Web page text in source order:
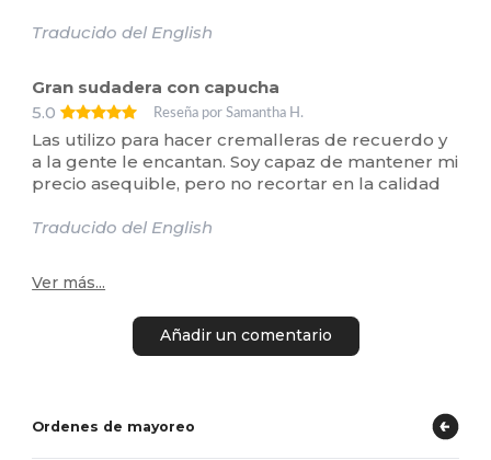
Traducido del English
Gran sudadera con capucha
5.0
Reseña por Samantha H.
Las utilizo para hacer cremalleras de recuerdo y
a la gente le encantan. Soy capaz de mantener mi
precio asequible, pero no recortar en la calidad
Traducido del English
Ver más...
Añadir un comentario
Ordenes de mayoreo